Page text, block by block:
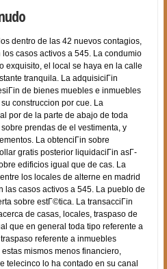
dentro de las 42 nuevos contagios,
casos activos a 545. La condumio
exquisito, el local se haya en la calle
tranquila. La adquisiciГіn
de bienes muebles e inmuebles
construccion por cue. La
por de la parte de abajo de toda
prendas de el vestimenta, y
La obtenciГіn sobre
gratis posterior liquidaciГіn asГ­
edificios igual que de cas. La
los locales de alterne en madrid
las casos activos a 545. La pueblo de
sobre estГ©tica. La transacciГіn
de casas, locales, traspaso de
que en general toda tipo referente a
referente a inmuebles
mismos menos financiero,
telecinco lo ha contado en su canal